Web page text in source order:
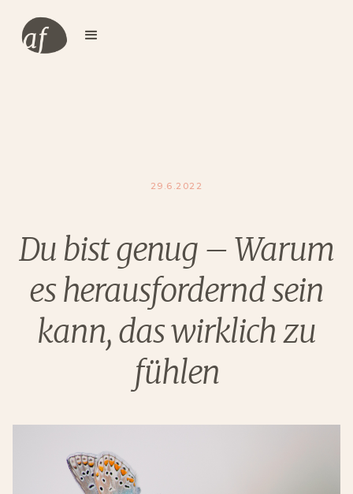
29.6.2022
Du bist genug – Warum
es herausfordernd sein
kann, das wirklich zu
fühlen